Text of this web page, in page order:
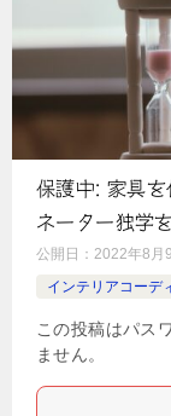
保護中: 家具を
ネーター独学
公開日： 2022年8月
インテリアコーデ
この投稿はパス
ません。